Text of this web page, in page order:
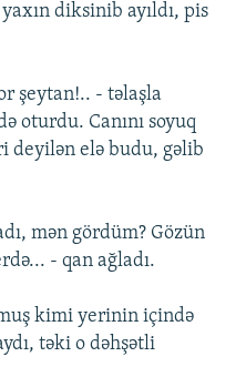
diksinib ayıldı, pis
şeytan!.. - təlaşla
oturdu. Canını soyuq
deyilən elə budu, gəlib
mən gördüm? Gözün
- qan ağladı.
kimi yerinin içində
təki o dəhşətli